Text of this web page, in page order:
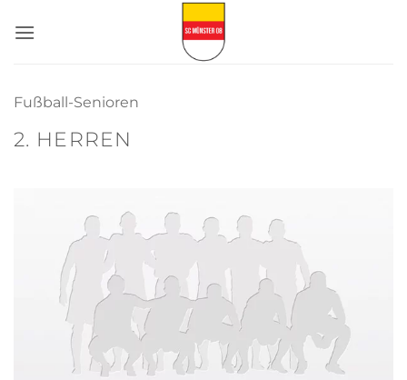
Inhalt
Fußball-Senioren
2. HERREN